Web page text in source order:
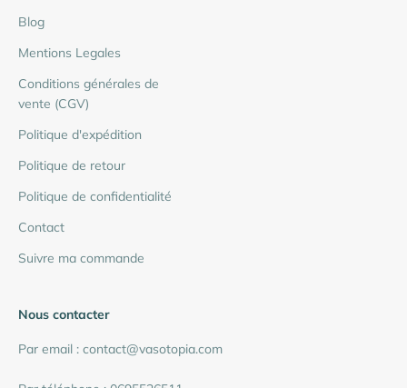
Blog
Mentions Legales
Conditions générales de
vente (CGV)
Politique d'expédition
Politique de retour
Politique de confidentialité
Contact
Suivre ma commande
Nous contacter
Par email : contact@vasotopia.com